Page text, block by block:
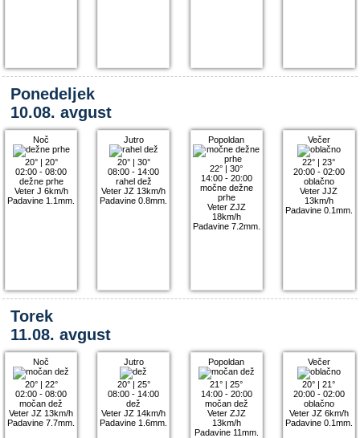
Ponedeljek
10.08. avgust
Noč
20°| 20°
02:00 - 08:00
dežne prhe
Veter J 6km/h
Padavine 1.1mm.
Jutro
20°| 30°
08:00 - 14:00
rahel dež
Veter JZ 13km/h
Padavine 0.8mm.
Popoldan
22° |30°
14:00 - 20:00
močne dežne
prhe
Veter ZJZ
18km/h
Padavine 7.2mm.
Večer
22° |23°
20:00 - 02:00
oblačno
Veter JJZ
13km/h
Padavine 0.1mm.
Torek
11.08. avgust
Noč
20°| 22°
02:00 - 08:00
močan dež
Veter JZ 13km/h
Padavine 7.7mm.
Jutro
20°| 25°
08:00 - 14:00
dež
Veter JZ 14km/h
Padavine 1.6mm.
Popoldan
21° |25°
14:00 - 20:00
močan dež
Veter ZJZ
13km/h
Padavine 11mm.
Večer
20° |21°
20:00 - 02:00
oblačno
Veter JZ 6km/h
Padavine 0.1mm.